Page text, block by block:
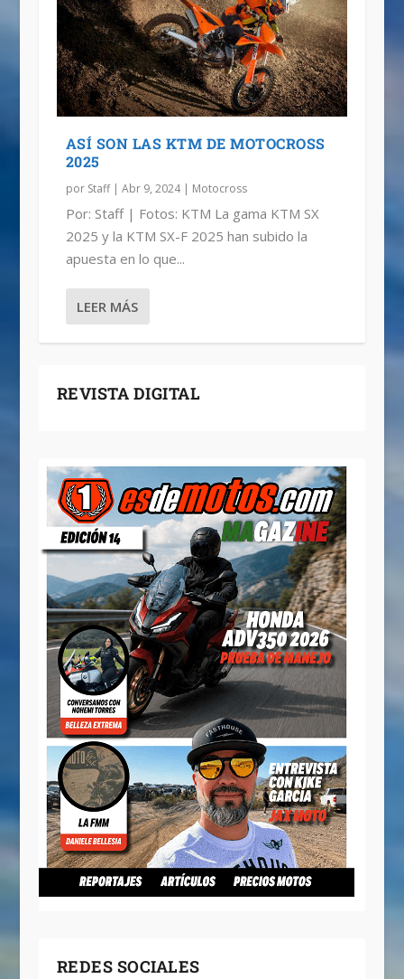
ASÍ SON LAS KTM DE MOTOCROSS
2025
por Staff| Abr 9, 2024| Motocross
Por: Staff | Fotos: KTM La gama KTM SX
2025 y la KTM SX-F 2025 han subido la
apuesta en lo que...
LEER MÁS
REVISTA DIGITAL
REDES SOCIALES